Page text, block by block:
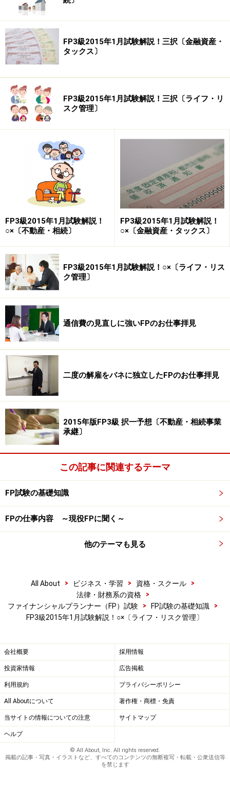
それでは、2015年1月試験FP3級学科○×問題のうち、ま
ずはライフプランニングについて解いていきましょう。
正しいものまたは適切なものには○を、誤っているもの
または不適切なものには×を選んでください（問題の番号
は2015年1月試験過去問と同じ番号とします）。
(1) ファイナンシャル・プランナーが顧客と投資顧問契約
を締結し、その契約に基づき投資助言・代理業を行うに
は、金融商品取引業者として内閣総理大臣の登録を受け
なければならない。
正解 ○
毎回出題される「関連法規」からの出題です。投資顧問
契約とは、顧客に対して有価証券（株式や債券など）の
価値等に関する投資助言を行う契約などが該当します。
つまり、株式のおススメなどを顧客に助言する仕事にな
りますが、これを行うためには
ける必要があります。この他、税理士法、弁護士法、保
険業法とFPの関連性を問う出題も過去何度も出ています
ので、対策を練っておきましょう。
(2) ライフプランニング上の可処分所得の金額は、一般
に、年収から税、社会保険料ならびに生命保険料を控除
して求める。
正解 ×
税）と社会保険料を差し引いた額をさします。強制的に
金と考えればよいでしょう。生命保険はご自身で自由に
加入するものであり、強制ではありませんから可処分所
得計算上は差し引きません。可処分所得については、計
算でも出題される可能性がありますので、計算も解ける
(3) 健康保険の被保険者が、同一月に同一の医療機関等で
支払った一部負担金等の額が所定の限度額を超えた場
合、その超えた部分の額は、所定の手続により高額療養
費として支給される。
正解 ○
高額療養費とは、同一月に同一の医療機関等で支払った
医療費自己負担額が、高額となった場合において、一定
FP3級2015年1月試験解説！三択〔金融資産・
タックス〕
FP3級2015年1月試験解説！三択〔ライフ・リ
スク管理〕
FP3級2015年1月試験解説！
○×〔不動産・相続〕
FP3級2015年1月試験解説！
○×〔金融資産・タックス〕
FP3級2015年1月試験解説！○×〔ライフ・リス
ク管理〕
通信費の見直しに強いFPのお仕事拝見
二度の解雇をバネに独立したFPのお仕事拝見
2015年版FP3級 択一予想〔不動産・相続事業
承継〕
この記事に関連するテーマ
FP試験の基礎知識
FPの仕事内容 ～現役FPに聞く～
他のテーマも見る
All About > ビジネス・学習 > 資格・スクール
>
法律・財務系の資格
>
ファイナンシャルプランナー（FP）試験
> FP試験の基礎知識
>
FP3級2015年1月試験解説！○×〔ライフ・リスク管理〕
会社概要 採用情報
投資家情報 広告掲載
利用規約 プライバシーポリシー
All Aboutについて 著作権・商標・免責
当サイトの情報についての注意 サイトマップ
ヘルプ
© All About, Inc. All rights reserved.
掲載の記事・写真・イラストなど、すべてのコンテンツの無断複写・転載・公衆送信等
を禁じます